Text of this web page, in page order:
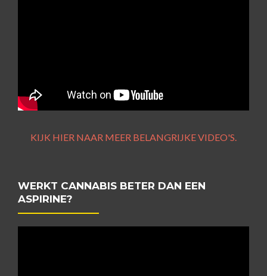
KIJK HIER NAAR MEER BELANGRIJKE VIDEO'S.
WERKT CANNABIS BETER DAN EEN
ASPIRINE?